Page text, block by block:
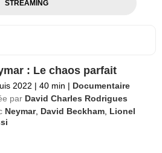
STREAMING
: Le chaos parfait
2022 | 40 min | Documentaire
par David Charles Rodrigues
Neymar, David Beckham Lionel